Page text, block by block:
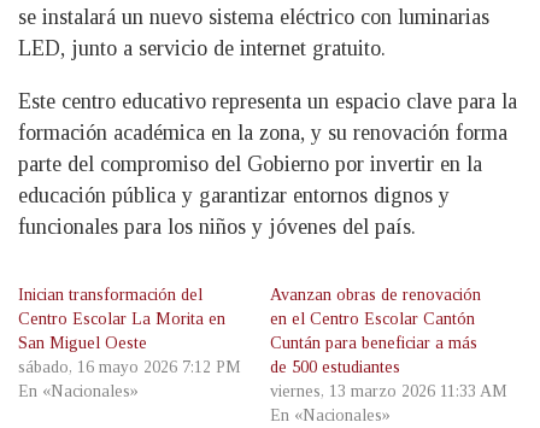
se instalará un nuevo sistema eléctrico con luminarias
LED, junto a servicio de internet gratuito.
Este centro educativo representa un espacio clave para la
formación académica en la zona, y su renovación forma
parte del compromiso del Gobierno por invertir en la
educación pública y garantizar entornos dignos y
funcionales para los niños y jóvenes del país.
Inician transformación del
Centro Escolar La Morita en
San Miguel Oeste
sábado, 16 mayo 2026 7:12 PM
En «Nacionales»
Avanzan obras de renovación
en el Centro Escolar Cantón
Cuntán para beneficiar a más
de 500 estudiantes
viernes, 13 marzo 2026 11:33 AM
En «Nacionales»